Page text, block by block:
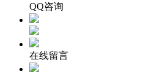
QQ咨询
在线留言